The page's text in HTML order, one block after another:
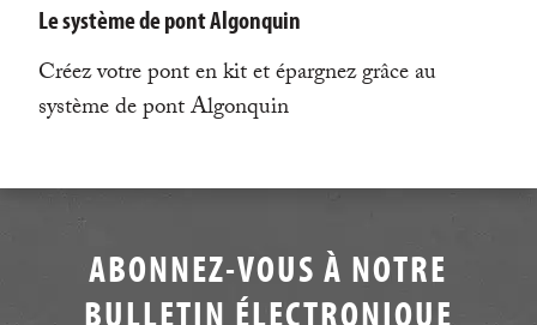
Le système de pont Algonquin
Créez votre pont en kit et épargnez grâce au
système de pont Algonquin
ABONNEZ-VOUS À NOTRE
BULLETIN ÉLECTRONIQUE